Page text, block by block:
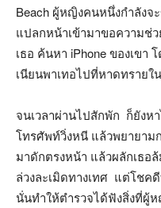
Beach ผู้หญิงคนหนึ่งกำลัง
แปลกหน้าเข้ามาขอความช่ว
เธอ ค้นหา iPhone ของเข
เนียนพาเทอไปที่หาดทราย
จนเวลาผ่านไปสักพัก ก็ยังห
โทรศัพท์วิ่งหนี แล้วพยายา
มาดักตรงหน้า แล้วผลักเธอ
ล่วงละเมิดทางเทศ แต่โช
นั่นทำให้ตำรวจได้ฟังสิ่งที่ผู้